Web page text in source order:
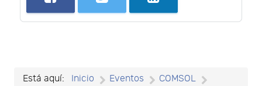
Está aquí: Inicio Eventos
COMSOL